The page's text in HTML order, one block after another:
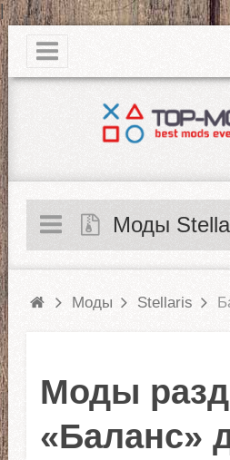
|
Моды
Моды Stellaris
Моды
«Баланс»